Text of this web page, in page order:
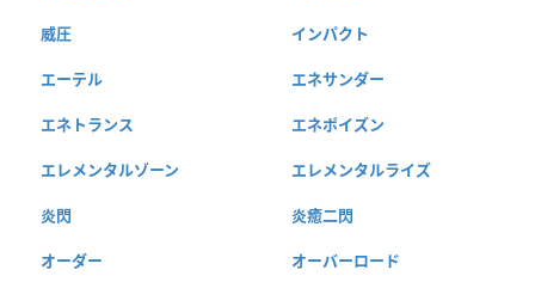
威圧 インパクト
エーテル エネサンダー
エネトランス エネポイズン
エレメンタルゾーン エレメンタルライズ
炎閃 炎癒二閃
オーダー オーバーロード